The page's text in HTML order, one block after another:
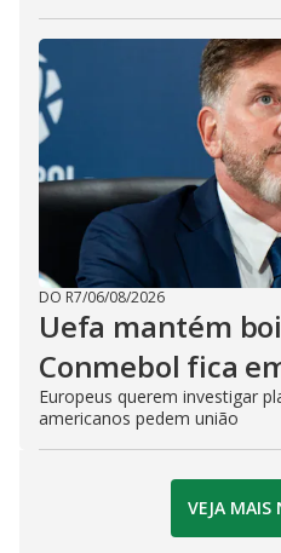
DO R7/06/08/2026
Uefa mantém
Conmebol fica
Europeus querem investigar
americanos pedem união
VEJA MAIS